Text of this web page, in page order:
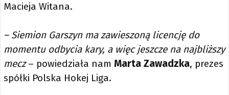
Macieja Witana.
– Siemion Garszyn ma zawieszoną licencję do
momentu odbycia kary, a więc jeszcze na najbliższy
mecz– powiedziała nam Marta Zawadzka, prezes
spółki Polska Hokej Liga.